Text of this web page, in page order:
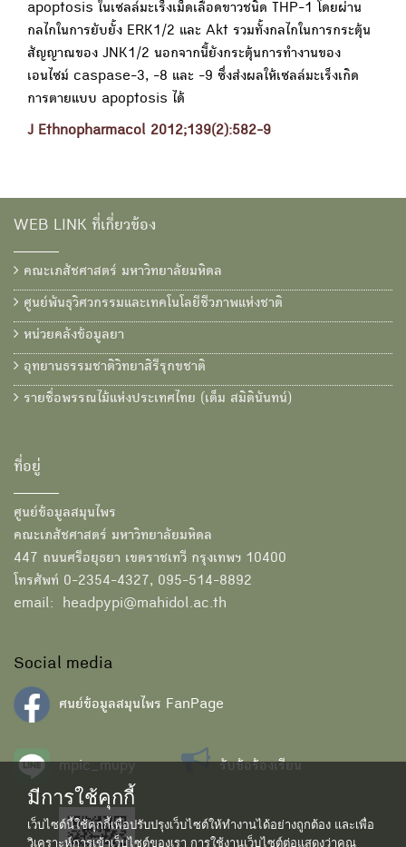
apoptosis ในเซลล์มะเร็งเม็ดเลือดขาวชนิด THP-1 โดยผ่าน
กลไกในการยับยั้ง ERK1/2 และ Akt รวมทั้งกลไกในการกระตุ้น
สัญญาณของ JNK1/2 นอกจากนี้ยังกระตุ้นการทำงานของ
เอนไซม์ caspase-3, -8 และ -9 ซึ่งส่งผลให้เซลล์มะเร็งเกิด
การตายแบบ apoptosis ได้
J Ethnopharmacol 2012;139(2):582-9
WEB LINK ที่เกี่ยวข้อง
คณะเภสัชศาสตร์ มหาวิทยาลัยมหิดล
ศูนย์พันธุวิศวกรรมและเทคโนโลยีชีวภาพแห่งชาติ
หน่วยคลังข้อมูลยา
อุทยานธรรมชาติวิทยาสิรีรุกขชาติ
รายชื่อพรรณไม้แห่งประเทศไทย (เต็ม สมิตินันทน์)
ที่อยู่
ศูนย์ข้อมูลสมุนไพร
คณะเภสัชศาสตร์ มหาวิทยาลัยมหิดล
447 ถนนศรีอยุธยา เขตราชเทวี กรุงเทพฯ 10400
โทรศัพท์ 0-2354-4327, 095-514-8892
email: headpypi@mahidol.ac.th
Social media
ศนย์ข้อมูลสมุนไพร FanPage
mpic_mupy รับข้อร้องเรียน
มีการใช้คุกกี้
เว็บไซต์นี้ใช้คุกกี้เพื่อปรับปรุงเว็บไซต์ให้ทำงานได้อย่างถูกต้อง และเพื่อ
วิเคราะห์การเข้าเว็บไซต์ของเรา การใช้งานเว็บไซต์ต่อแสดงว่าคุณ